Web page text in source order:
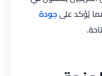
يُؤكد علىجودة